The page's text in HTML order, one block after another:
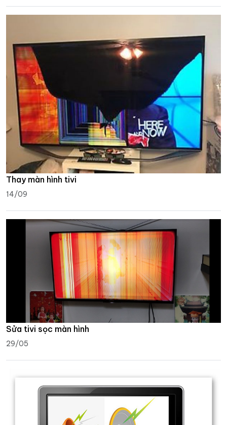
Thay màn hình tivi
14/09
Sửa tivi sọc màn hình
29/05